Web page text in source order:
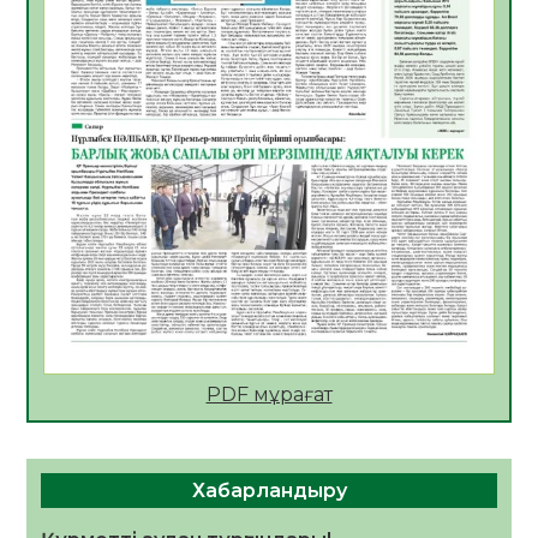
ҚҰРЫЛТАЙ САЙЛАУЫ – БІРЛІК ПЕН
БЕЛСЕНДІЛІКТІҢ БЕЛГІСІ
07.08.2026
58
5547 әскери бөлімінде «Алғашқы қызмет
күні» іс-шарасы өтті
07.08.2026
52
Қаржылық сауаттылықты арттыруға
бағытталған кездесу өтті
07.08.2026
55
ҚҰРЫЛТАЙ САЙЛАУЫ – ЕЛ БОЛАШАҒЫ
ҮШІН ЖАУАПТЫ ҚАДАМ
07.08.2026
59 0
Ауыл шаруашылығы – өңір экономикасының
06.08.2026
68 0
PDF мұрағат
Хабарландыру